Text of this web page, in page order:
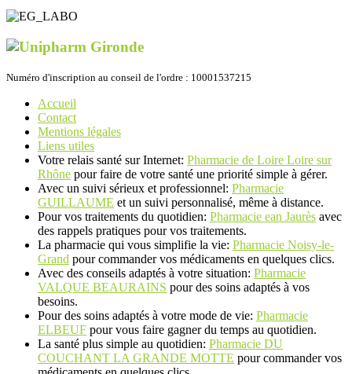
Numéro d'inscription au conseil de l'ordre : 10001537215
Accueil
Contact
Mentions légales
Liens utiles
Votre relais santé sur Internet: Pharmacie de Loire Loire sur
Rhône pour faire de votre santé une priorité simple à gérer.
Avec un suivi sérieux et professionnel: Pharmacie
GUILLAUME et un suivi personnalisé, même à distance.
Pour vos traitements du quotidien: Pharmacie ean Jaurès avec
des rappels pratiques pour vos traitements.
La pharmacie qui vous simplifie la vie: Pharmacie Noisy-le-
Grand pour commander vos médicaments en quelques clics.
Avec des conseils adaptés à votre situation: Pharmacie
VALQUE BEAURAINS pour des soins adaptés à vos
besoins.
Pour des soins adaptés à votre mode de vie: Pharmacie
ELBEUF pour vous faire gagner du temps au quotidien.
La santé plus simple au quotidien: Pharmacie DU
COUCHANT LA GRANDE MOTTE pour commander vos